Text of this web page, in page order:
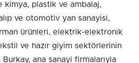
kimya, plastik ve ambalaj,
ve otomotiv yan sanayisi,
ürünleri, elektrik-elektronik
ve hazır giyim sektörlerinin
Burkay, ana sanayi firmalarıyla